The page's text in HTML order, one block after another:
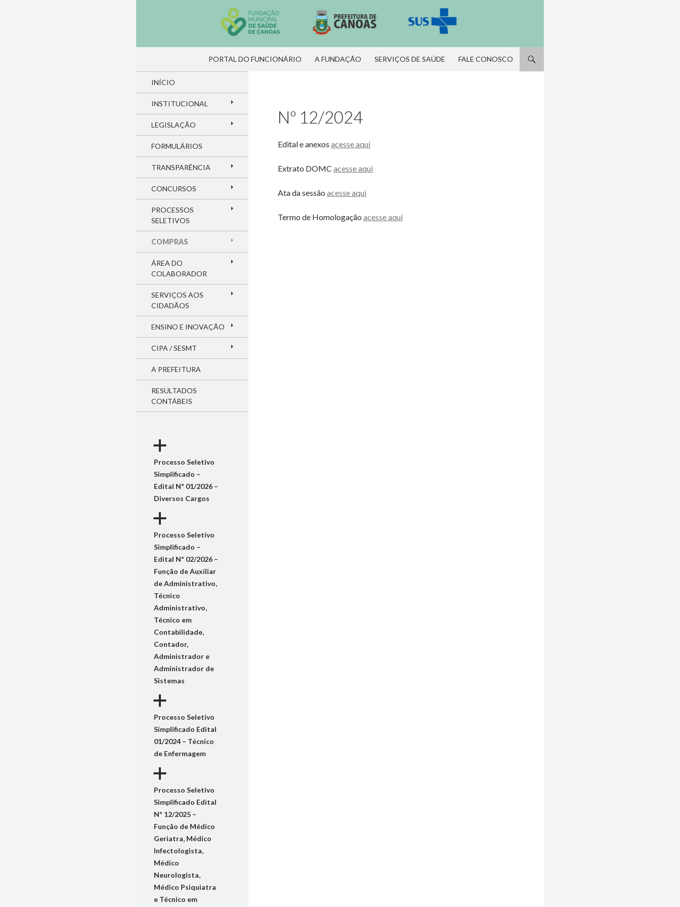
PORTAL DO FUNCIONÁRIO A FUNDAÇÃO SERVIÇOS DE SAÚDE FALE CONOSCO
Nº 12/2024
Edital e anexosacesse aqui
Extrato DOMCacesse aqui
Ata da sessãoacesse aqui
Termo de Homologaçãoacesse aqui
INÍCIO
INSTITUCIONAL
LEGISLAÇÃO
FORMULÁRIOS
TRANSPARÊNCIA
CONCURSOS
PROCESSOS
SELETIVOS
COMPRAS
ÁREA DO
COLABORADOR
SERVIÇOS AOS
CIDADÃOS
ENSINO E INOVAÇÃO
CIPA / SESMT
A PREFEITURA
RESULTADOS
CONTÁBEIS
a
Processo Seletivo
Simplificado –
Edital Nº 01/2026 –
Diversos Cargos
a
Processo Seletivo
Simplificado –
Edital Nº 02/2026 –
Função de Auxiliar
de Administrativo,
Técnico
Administrativo,
Técnico em
Contabilidade,
Contador,
Administrador e
Administrador de
Sistemas
a
Processo Seletivo
Simplificado Edital
01/2024 – Técnico
de Enfermagem
a
Processo Seletivo
Simplificado Edital
Nº 12/2025 –
Função de Médico
Geriatra, Médico
Infectologista,
Médico
Neurologista,
Médico Psiquiatra
e Técnico em